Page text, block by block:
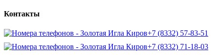
Контакты
+7 (8332) 57-83-51
+7 (8332) 71-18-03